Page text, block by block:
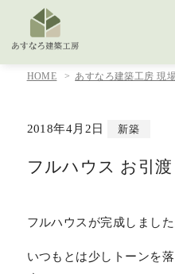
HOME あすなろ建築工房 現
2018年4月2日 新築
フルハウス お引渡
フルハウスが完成しました
いつもとは少しトーンを